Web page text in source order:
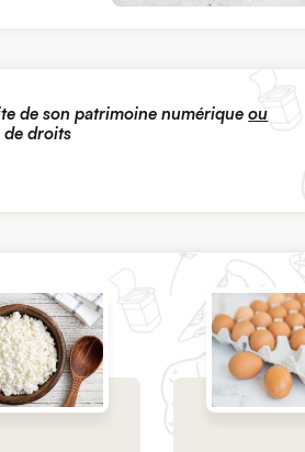
de son patrimoine numériqueou
de droits